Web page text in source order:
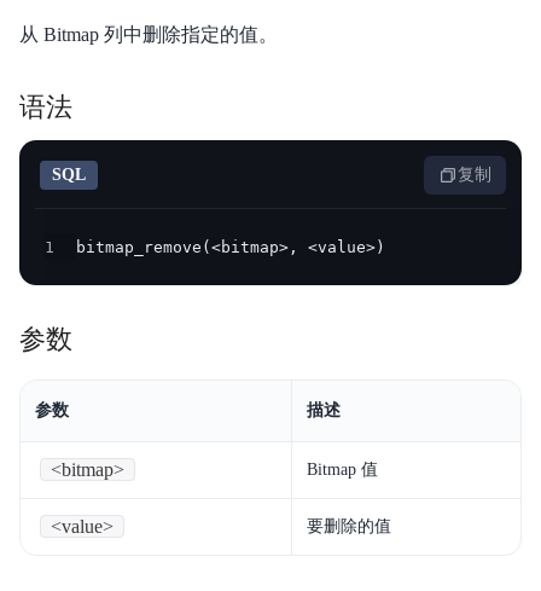
产品概述
快速入门
操作手册
从 Bitmap 列中删除指定的值。
语法
SQL 复制
1 bitmap_remove(<bitmap>, <value>)
参数
参数 描述
<bitmap> Bitmap 值
<value> 要删除的值